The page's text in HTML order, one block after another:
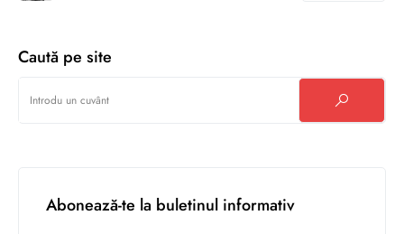
Caută pe site
Abonează-te la buletinul informativ